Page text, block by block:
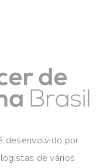
desenvolvido por
de vários